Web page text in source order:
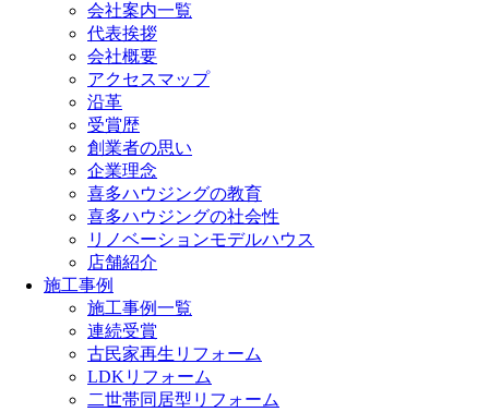
会社案内一覧
代表挨拶
会社概要
アクセスマップ
沿革
受賞歴
創業者の思い
企業理念
喜多ハウジングの教育
喜多ハウジングの社会性
リノベーションモデルハウス
店舗紹介
施工事例
施工事例一覧
連続受賞
古民家再生リフォーム
LDKリフォーム
二世帯同居型リフォーム